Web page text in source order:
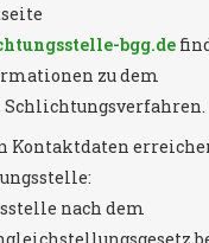
bgg.de
zu dem
Schlichtungsverfahren.
Kontaktdaten
nach dem